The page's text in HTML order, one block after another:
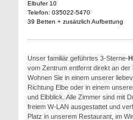
Elbufer 10
Telefon: 035022-5470
39 Betten + zusätzlich Aufbettung
Unser familiär geführtes 3-Sterne-
vom Zentrum entfernt direkt an der
Wohnen Sie in einem unserer
Richtung Elbe oder in einem
und Elbblick. Alle Zimmer sind mit
freiem W-LAN ausgestattet und
Platz in unserem Restaurant, im